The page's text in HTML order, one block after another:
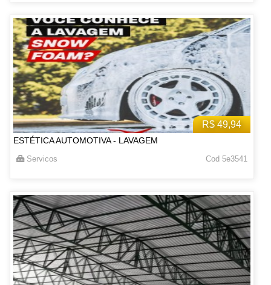
R$ 49,94
ESTÉTICA AUTOMOTIVA - LAVAGEM
Servicos Cod 5e3541